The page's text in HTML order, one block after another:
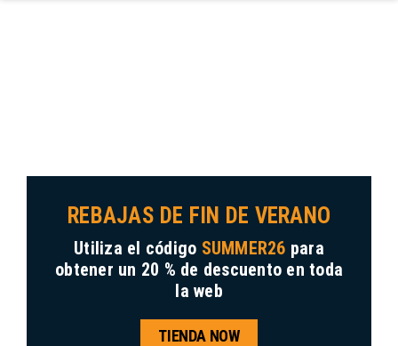
REBAJAS DE FIN DE VERANO
Utiliza el código SUMMER26 para
obtener un 20 % de descuento en toda
la web
TIENDA NOW